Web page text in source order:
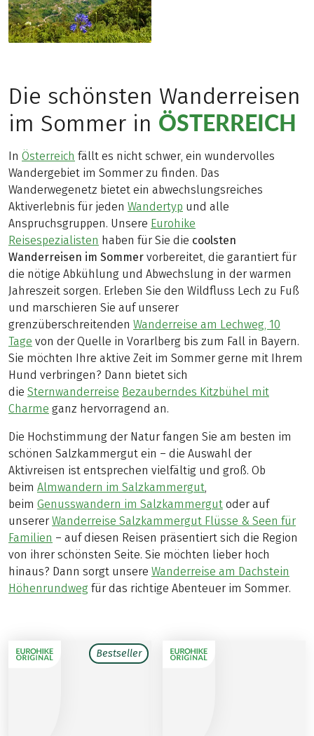
Die schönsten Wanderreisen
im Sommer in ÖSTERREICH
In Österreich fällt es nicht schwer, ein wundervolles
Wandergebiet im Sommer zu finden. Das
Wanderwegenetz bietet ein abwechslungsreiches
Aktiverlebnis für jeden Wandertyp und alle
Anspruchsgruppen. Unsere Eurohike
Reisespezialisten haben für Sie die coolsten
Wanderreisen im Sommer vorbereitet, die garantiert für
die nötige Abkühlung und Abwechslung in der warmen
Jahreszeit sorgen. Erleben Sie den Wildfluss Lech zu Fuß
und marschieren Sie auf unserer
grenzüberschreitenden Wanderreise am Lechweg, 10
Tage von der Quelle in Vorarlberg bis zum Fall in Bayern.
Sie möchten Ihre aktive Zeit im Sommer gerne mit Ihrem
Hund verbringen? Dann bietet sich
die Sternwanderreise Bezauberndes Kitzbühel mit
Charme ganz hervorragend an.
Die Hochstimmung der Natur fangen Sie am besten im
schönen Salzkammergut ein – die Auswahl der
Aktivreisen ist entsprechen vielfältig und groß. Ob
beim Almwandern im Salzkammergut
beim Genusswandern im Salzkammergut oder auf
unserer Wanderreise Salzkammergut Flüsse & Seen für
Familien – auf diesen Reisen präsentiert sich die Region
von ihrer schönsten Seite. Sie möchten lieber hoch
hinaus? Dann sorgt unsere Wanderreise am Dachstein
Höhenrundweg für das richtige Abenteuer im Sommer.
Bestseller